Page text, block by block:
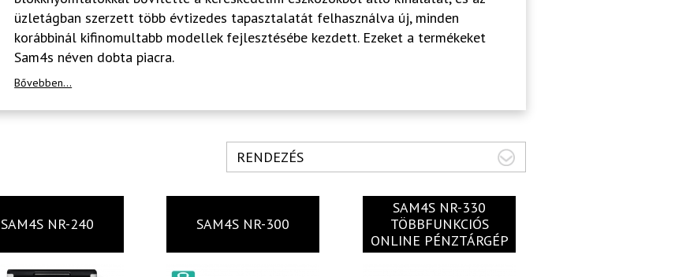
üzletágban szerzett több évtizedes tapasztalatát felhasználva új, minden
korábbinál kifinomultabb modellek fejlesztésébe kezdett. Ezeket a termékeket
Sam4s néven dobta piacra.
Bővebben...
RENDEZÉS
SAM4S NR-240 SAM4S NR-300
SAM4S NR-330
TÖBBFUNKCIÓS
ONLINE PÉNZTÁRGÉP